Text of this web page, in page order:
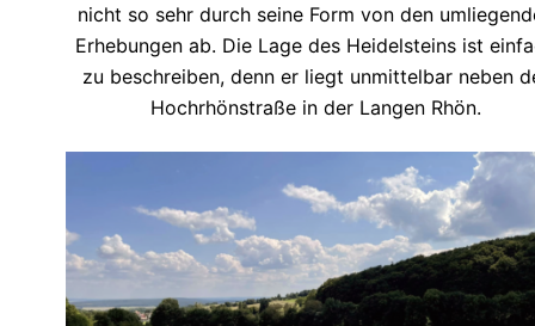
nicht so sehr durch seine Form von den
Erhebungen ab. Die Lage des Heidelsteins ist
zu beschreiben, denn er liegt unmittelbar neben
Hochrhönstraße in der Langen Rhön.